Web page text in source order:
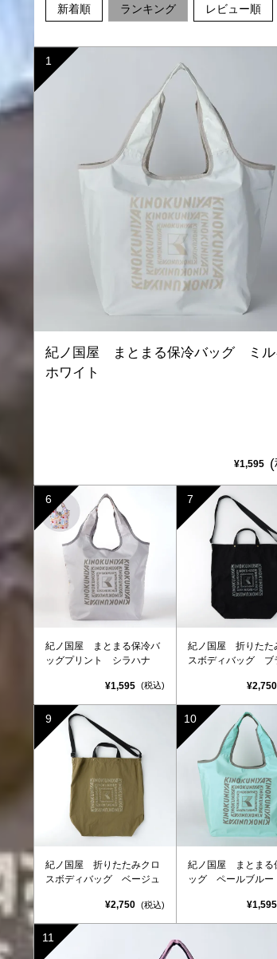
新着順 ランキング レビュー順
紀ノ国屋 まとまる保冷バッグ ミル
ホワイト
¥1,595
紀ノ国屋 まとまる保冷バ
ッグプリント シラハナ
¥1,595 (税込)
紀ノ国屋 折りたた
スボディバッグ ブ
¥2,750
紀ノ国屋 折りたたみクロ
スボディバッグ ベージュ
¥2,750 (税込)
紀ノ国屋 まとまる
ッグ ペールブルー
¥1,595